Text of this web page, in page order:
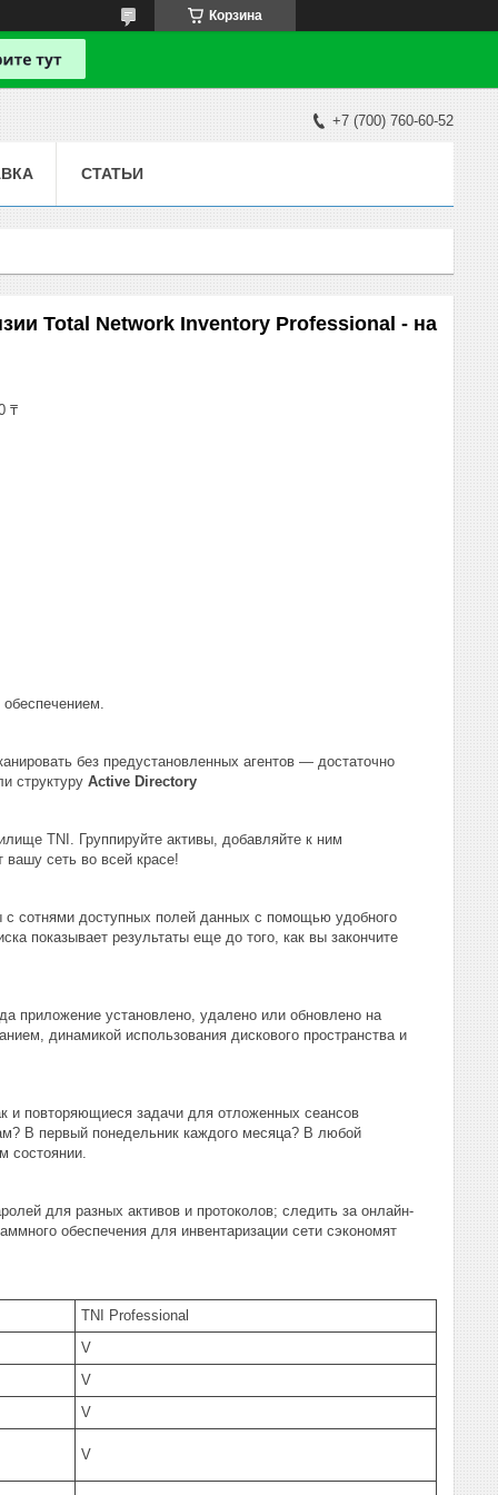
Корзина
+7 (700) 760-60-52
СТАТЬИ
Total Network Inventory Professional - на
₸
без предустановленных агентов — достаточно
структуру Active Directory
TNI. Группируйте активы, добавляйте к ним
сеть во всей красе!
с сотнями доступных полей данных с помощью удобного
показывает результаты еще до того, как вы закончите
приложение установлено, удалено или обновлено на
динамикой использования дискового пространства и
и повторяющиеся задачи для отложенных сеансов
В первый понедельник каждого месяца? В любой
состоянии.
для разных активов и протоколов; следить за онлайн-
обеспечения для инвентаризации сети сэкономят
TNI Professional
V
V
V
V